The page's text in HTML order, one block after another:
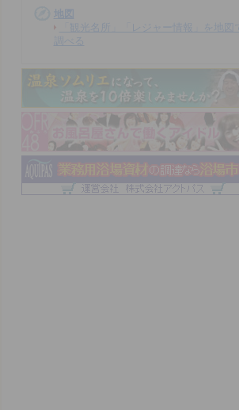
地図
「観光名所」「レジャー情報」を地図で
調べる